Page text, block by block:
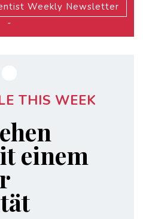
Weekly Newsletter
-
THIS WEEK
einem